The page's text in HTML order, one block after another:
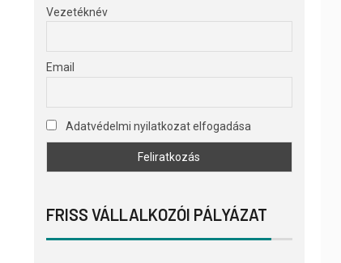
Vezetéknév
Email
Adatvédelmi nyilatkozat elfogadása
FRISS VÁLLALKOZÓI PÁLYÁZAT